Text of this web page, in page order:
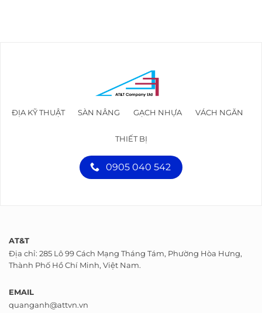
ĐỊA KỸ THUẬT SÀN NÂNG GẠCH NHỰA VÁCH NGĂN
THIẾT BỊ
0905 040 542
AT&T
Địa chỉ: 285 Lô 99 Cách Mạng Tháng Tám, Phường Hòa Hưng,
Thành Phố Hồ Chí Minh, Việt Nam.
EMAIL
quanganh@attvn.vn